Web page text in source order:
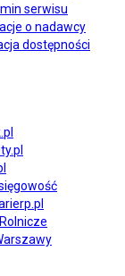
serwisu
o nadawcy
dostępności